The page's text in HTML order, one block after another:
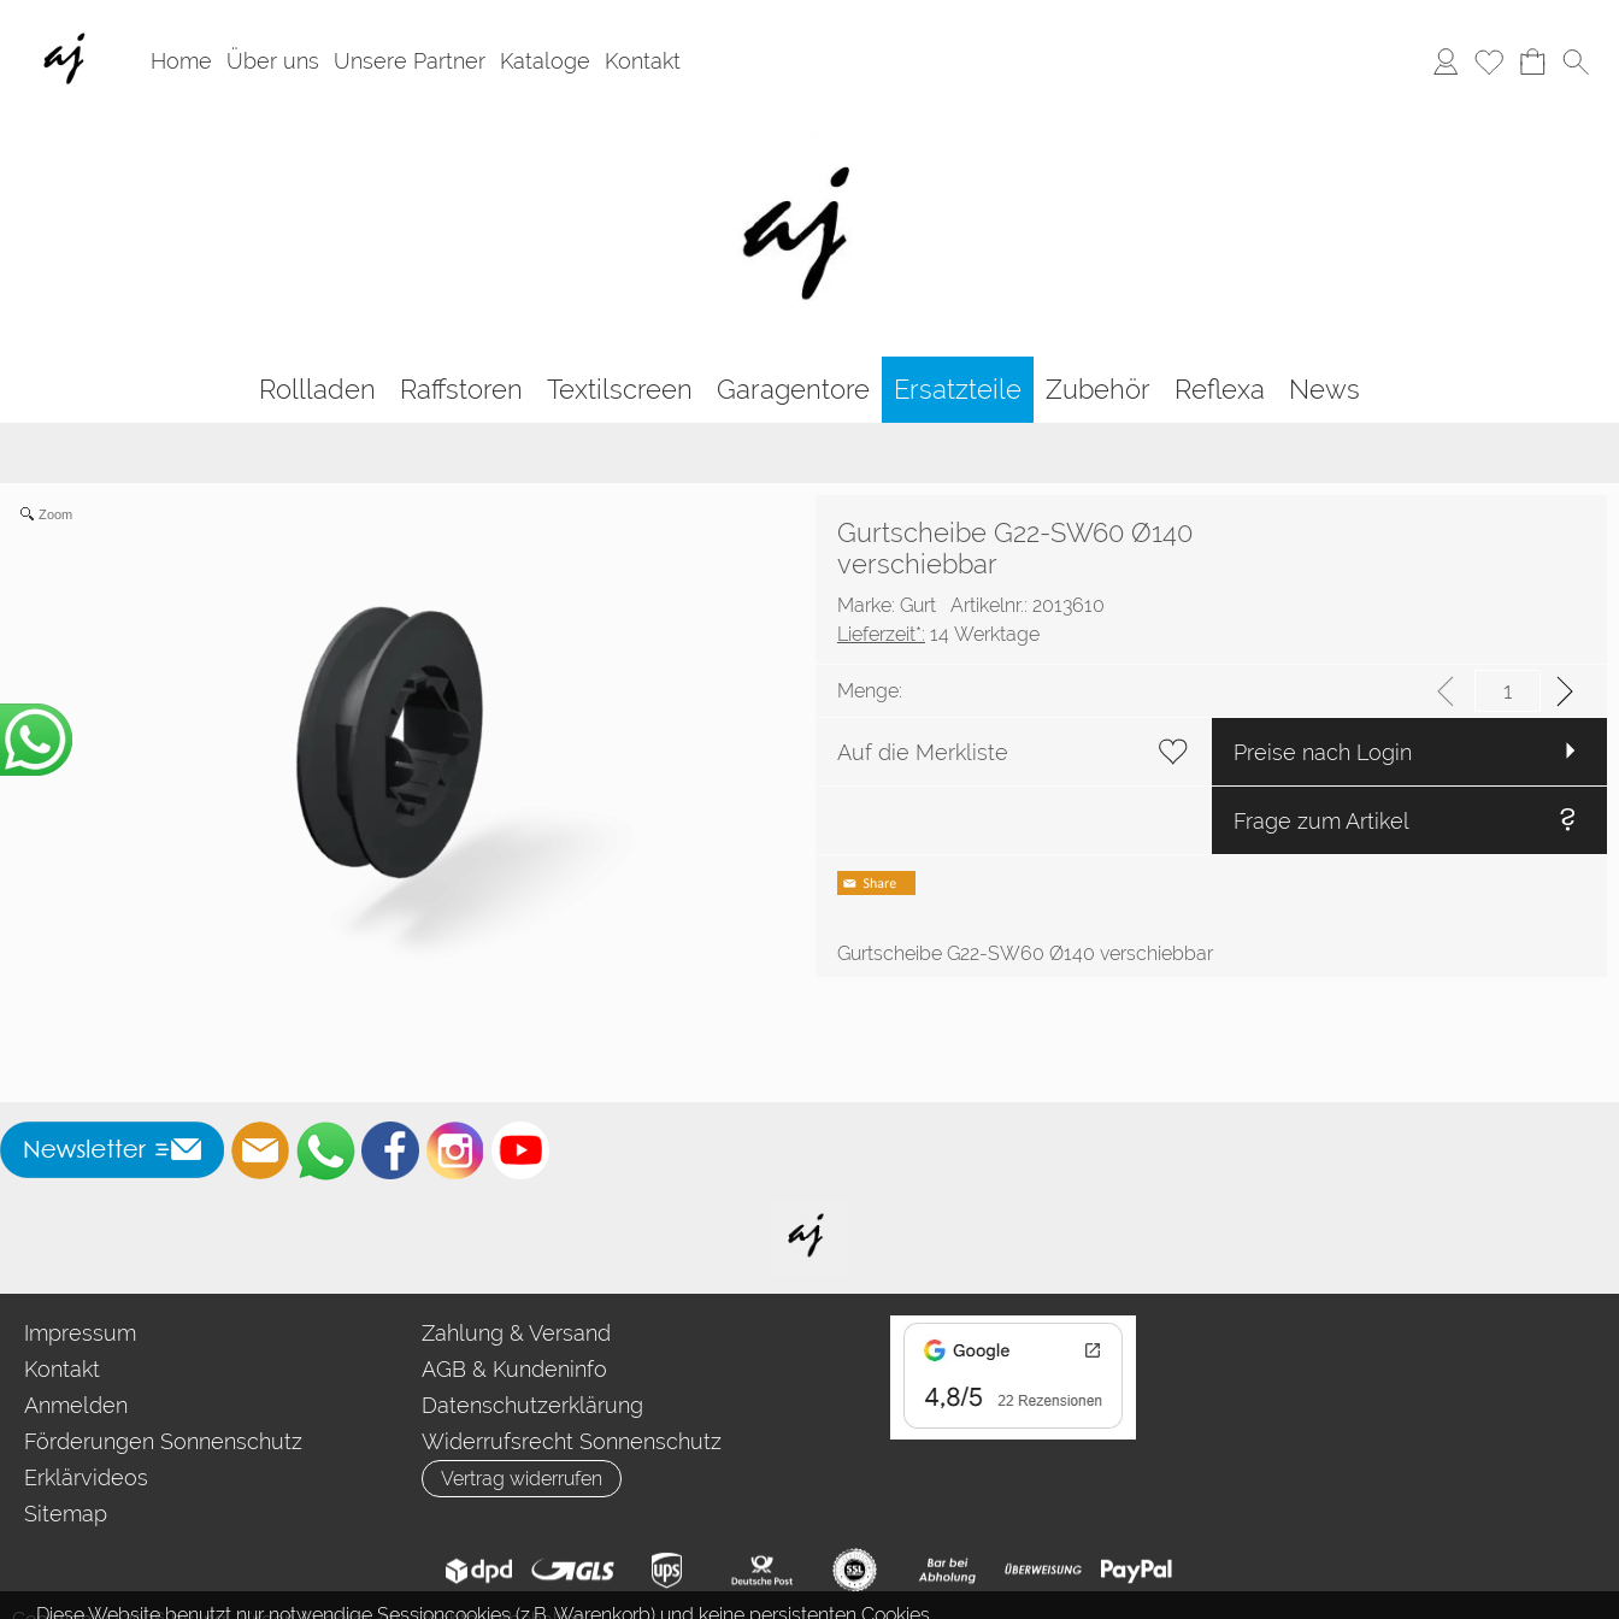
Home Über uns Unsere Partner Kataloge Kontakt
Rollladen Raffstoren Textilscreen Garagentore Ersatzteile Zubehör Reflexa News
Zoom
Gurtscheibe G22-SW60 Ø140
verschiebbar
Marke: Gurt Artikelnr.: 2013610
Lieferzeit*: 14 Werktage
Menge:
Auf die Merkliste Preise nach Login
Frage zum Artikel
Gurtscheibe G22-SW60 Ø140 verschiebbar
Impressum
Kontakt
Anmelden
Förderungen Sonnenschutz
Erklärvideos
Sitemap
Zahlung & Versand
AGB & Kundeninfo
Datenschutzerklärung
Widerrufsrecht Sonnenschutz
Vertrag widerrufen